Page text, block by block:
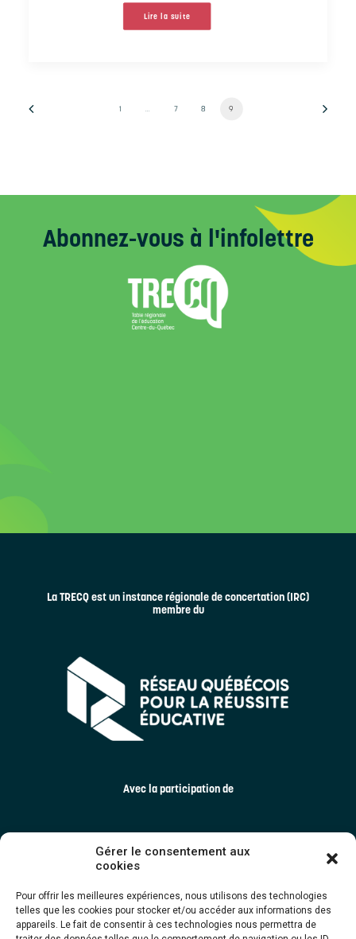
Gérer le consentement aux
cookies
Pour offrir les meilleures expériences, nous utilisons des technologies
telles que les cookies pour stocker et/ou accéder aux informations des
appareils. Le fait de consentir à ces technologies nous permettra de
Lire la suite
1 7 8 9
Abonnez-vous à l'infolettre
La TRECQ est un instance régionale de concertation (IRC)
membre du
Avec la participation de